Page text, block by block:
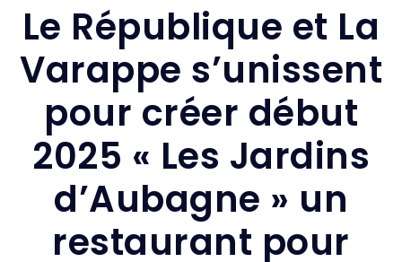
Le République et La
Varappe s’unissent
pour créer début
2025 « Les Jardins
d’Aubagne » un
restaurant pour